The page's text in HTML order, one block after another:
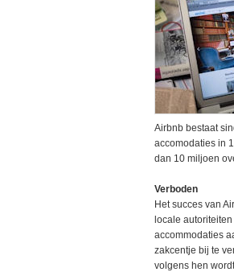
Airbnb bestaat
accomodaties in
dan 10 miljoen
Verboden
Het succes van
locale
accommodaties
zakcentje bij te
volgens hen